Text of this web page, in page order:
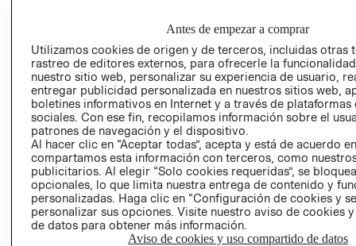
POLÍTICA
EMPRESARIAL
TÉRMINOS Y
CONDICIONES
AVISO DE
PRIVACIDAD
GIFT CARD
COOKIES
Antes de empezar a comprar
Utilizamos cookies de origen y de terceros, incluidas otras
rastreo de editores externos, para ofrecerle la
nuestro sitio web, personalizar su experiencia de usuario,
entregar publicidad personalizada en nuestros sitios web,
boletines informativos en Internet y a través de plataformas
sociales. Con ese fin, recopilamos información sobre el
patrones de navegación y el dispositivo.
Al hacer clic en “Aceptar todas”, acepta y está de acuerdo
compartamos esta información con terceros, como
publicitarios. Al elegir “Solo cookies requeridas”, se
opcionales, lo que limita nuestra entrega de contenido y
personalizadas. Haga clic en “Configuración de cookies y
personalizar sus opciones. Visite nuestro aviso de cookies
de datos para obtener más información.
Aviso de cookies y uso compartido de datos